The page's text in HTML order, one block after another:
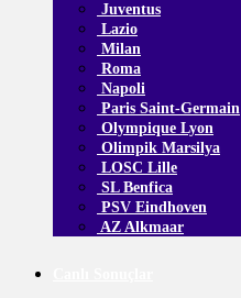
Juventus
Lazio
Milan
Roma
Napoli
Paris Saint-Germain
Olympique Lyon
Olimpik Marsilya
LOSC Lille
SL Benfica
PSV Eindhoven
AZ Alkmaar